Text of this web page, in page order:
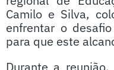
Camilo e Silva,
enfrentar o
para que este
Durante a